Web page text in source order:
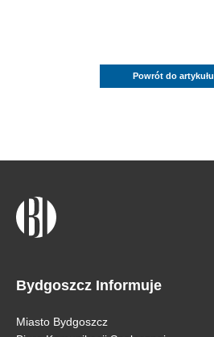
Powrót do artykułu
Bydgoszcz Informuje
Miasto Bydgoszcz